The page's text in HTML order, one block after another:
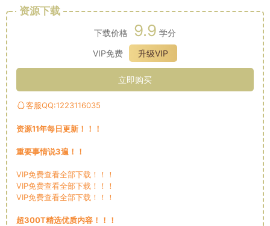
资源下载
下载价格 9.9 学分
VIP免费
升级VIP
立即购买
客服QQ:1223116035
资源11年每日更新！！！
重要事情说3遍！！
VIP免费查看全部下载！！！
VIP免费查看全部下载！！！
VIP免费查看全部下载！！！
超300T精选优质内容！！！